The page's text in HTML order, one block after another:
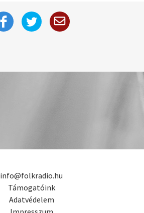
info@folkradio.hu
Támogatóink
Adatvédelem